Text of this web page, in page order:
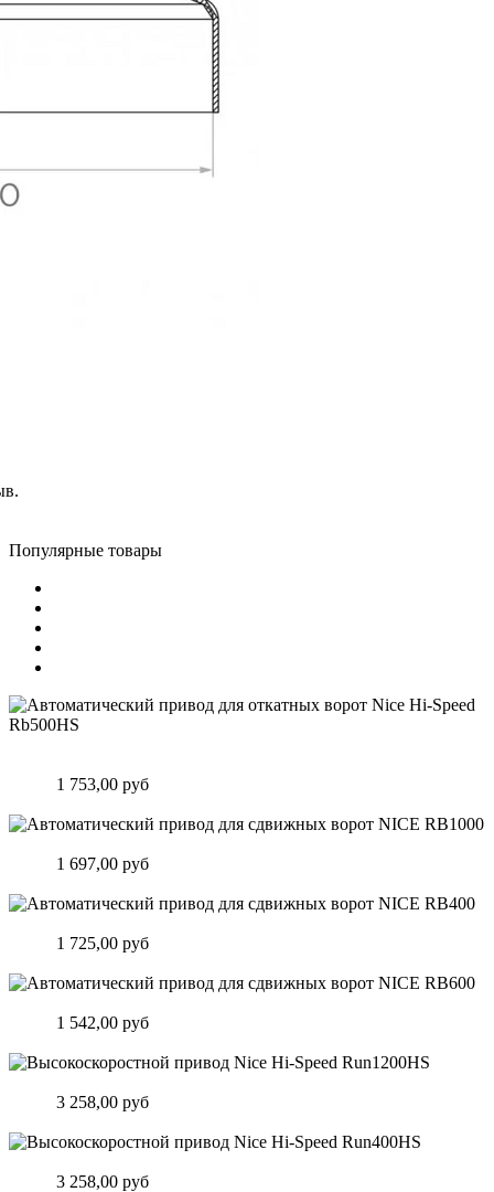
Популярные товары
1 753,00 руб
1 697,00 руб
1 725,00 руб
1 542,00 руб
3 258,00 руб
3 258,00 руб